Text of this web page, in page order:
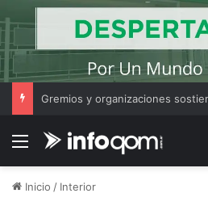
Menú
Inicio / Interior